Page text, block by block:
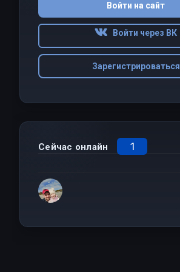
Войти на сайт
Войти через ВК
Зарегистрироваться
Сейчас онлайн 1